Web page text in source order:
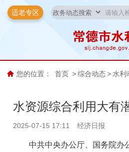
适老专区
您的位置： 首页 > 综合动态 > 水利
水资源综合利用大有
2025-07-15 17:11 经济日报
中共中央办公厅、国务院办